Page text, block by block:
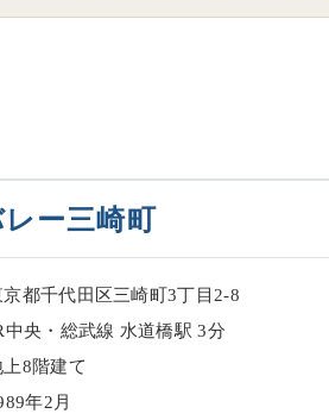
ー三崎町
京都千代田区三崎町3丁目2-8
中央・総武線 水道橋駅 3分
上8階建て
年2月